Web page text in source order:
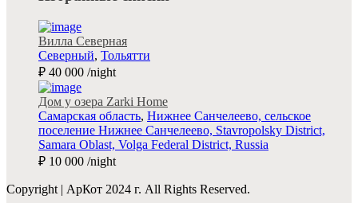
Вилла Северная
Северный, Тольятти
₽ 40 000 /night
Дом у озера Zarki Home
Самарская область, Нижнее Санчелеево, сельское
поселение Нижнее Санчелеево, Stavropolsky District,
Samara Oblast, Volga Federal District, Russia
₽ 10 000 /night
Copyright | АрКот 2024 г. All Rights Reserved.